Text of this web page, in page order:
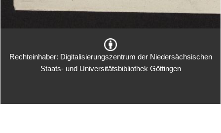
Rechteinhaber: Digitalisierungszentrum der Niedersächsischen
Staats- und Universitätsbibliothek Göttingen